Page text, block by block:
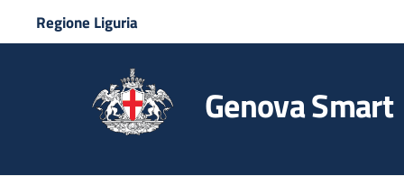
Regione Liguria
Genova Smart